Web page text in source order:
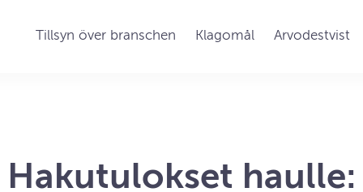
Tillsyn över branschen Klagomål Arvodestvist
Hakutulokset haulle: